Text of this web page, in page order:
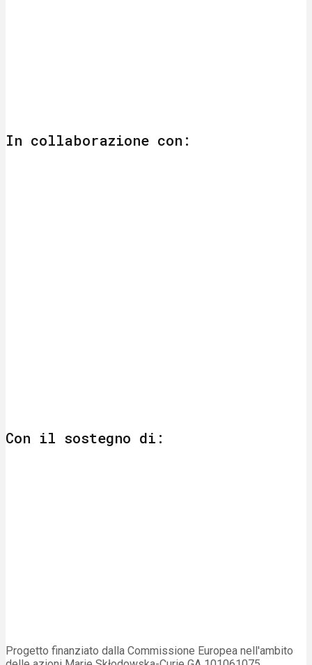
In collaborazione con:
Con il sostegno di:
Progetto finanziato dalla Commissione Europea nell'ambito